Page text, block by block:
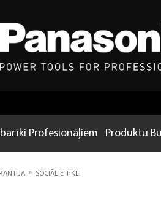
Profesionāļiem Produktu
» SOCIĀLIE TIKLI